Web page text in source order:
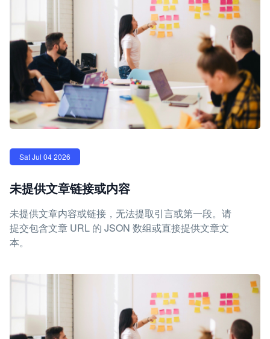
Sat Jul 04 2026
未提供文章链接或内容
未提供文章内容或链接，无法提取引言或第一段。请
提交包含文章 URL 的 JSON 数组或直接提供文章文
本。